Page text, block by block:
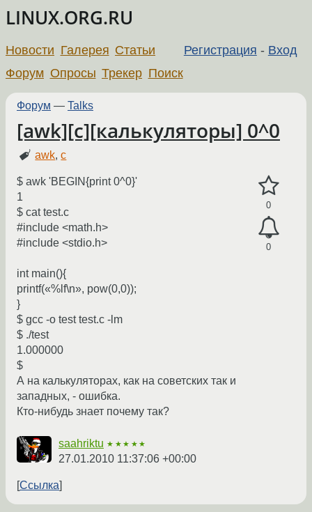
LINUX.ORG.RU
Регистрация - Вход
Новости Галерея Статьи
Форум Опросы Трекер Поиск
Форум — Talks
[awk][c][калькуляторы] 0^0
awk,c
0
0
$ awk 'BEGIN{print 0^0}'
1
$ cat test.c
#include <math.h>
#include <stdio.h>
int main(){
printf(«%lf\n», pow(0,0));
}
$ gcc -o test test.c -lm
$ ./test
1.000000
$
А на калькуляторах, как на советских так и
западных, - ошибка.
Кто-нибудь знает почему так?
saahriktu ★★★★★
27.01.2010 11:37:06 +00:00
Ссылка